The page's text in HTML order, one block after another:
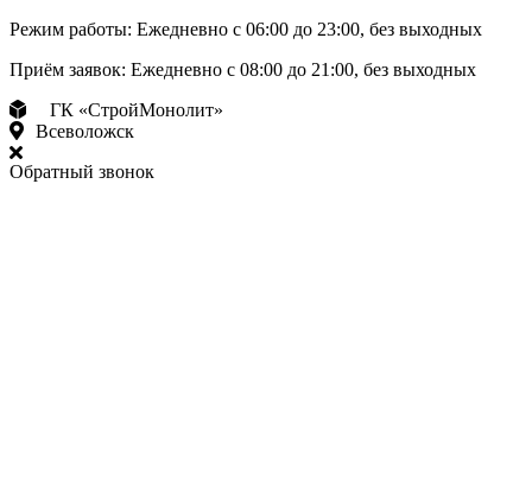
Режим работы: Ежедневно с 06:00 до 23:00, без выходных
Приём заявок: Ежедневно с 08:00 до 21:00, без выходных
ГК «СтройМонолит»
Всеволожск
Обратный звонок